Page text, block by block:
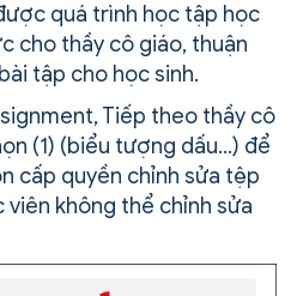
quá trình học tập học
cho thầy cô giáo, thuận
tập cho học sinh.
Tiếp theo thầy cô
(1) (biểu tượng dấu…) để
cấp quyền chỉnh sửa tệp
viên không thể chỉnh sửa